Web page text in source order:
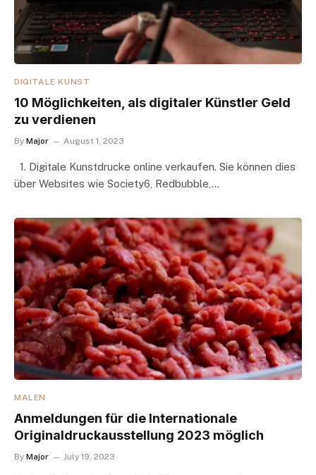
DIGITALE KUNST
10 Möglichkeiten, als digitaler Künstler Geld
zu verdienen
By Major August 1, 2023
1. Digitale Kunstdrucke online verkaufen. Sie können dies
über Websites wie Society6, Redbubble,…
MALEN
Anmeldungen für die Internationale
Originaldruckausstellung 2023 möglich
By Major July 19, 2023